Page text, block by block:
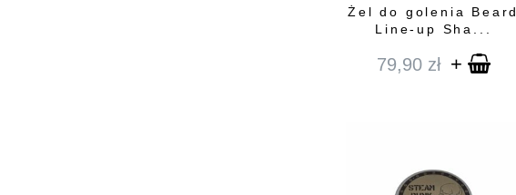
Żel do golenia Beard
Line-up Sha...
79,90 zł +